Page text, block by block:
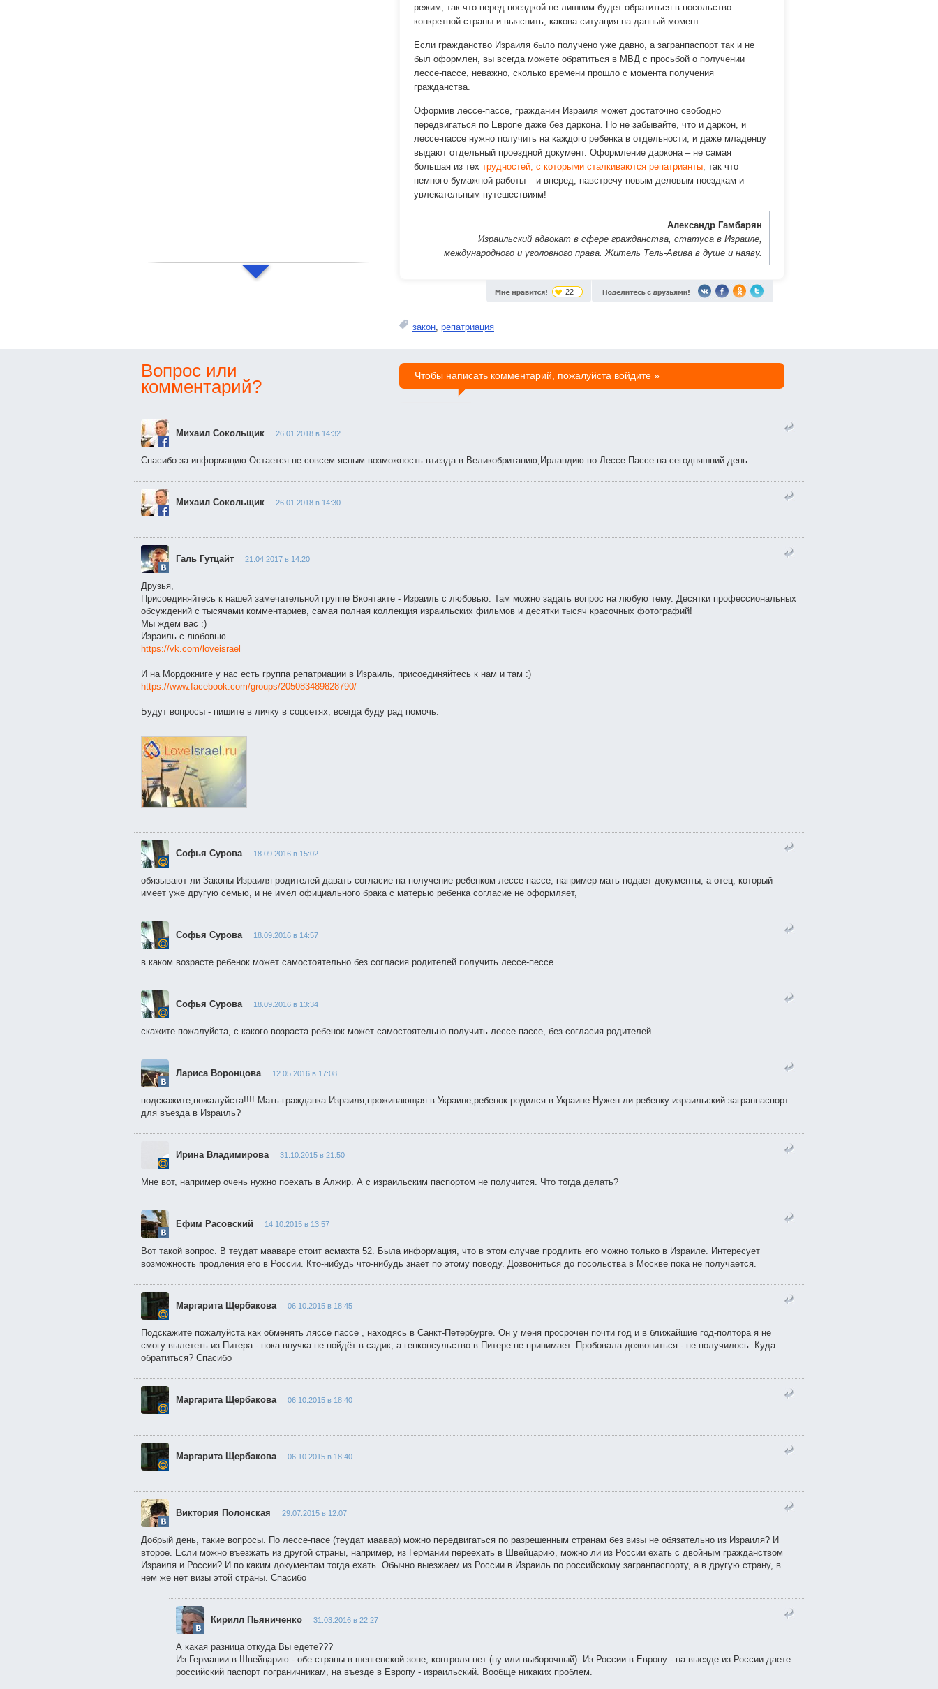
режим, так что перед поездкой не лишним будет обратиться в посольство
конкретной страны и выяснить, какова ситуация на данный момент.
Если гражданство Израиля было получено уже давно, а загранпаспорт так и не
был оформлен, вы всегда можете обратиться в МВД с просьбой о получении
лессе-пассе, неважно, сколько времени прошло с момента получения
гражданства.
Оформив лессе-пассе, гражданин Израиля может достаточно свободно
передвигаться по Европе даже без даркона. Но не забывайте, что и даркон, и
лессе-пассе нужно получить на каждого ребенка в отдельности, и даже младенцу
выдают отдельный проездной документ. Оформление даркона – не самая
большая из тех трудностей, с которыми сталкиваются репатрианты, так что
немного бумажной работы – и вперед, навстречу новым деловым поездкам и
увлекательным путешествиям!
Александр Гамбарян
Израильский адвокат в сфере гражданства, статуса в Израиле,
международного и уголовного права. Житель Тель-Авива в душе и наяву.
22
закон, репатриация
Вопрос или
комментарий?
Чтобы написать комментарий, пожалуйста войдите »
Михаил Сокольщик 26.01.2018 в 14:32
Спасибо за информацию.Остается не совсем ясным возможность въезда в Великобританию,Ирландию по Лессе Пассе на сегодняшний день.
Михаил Сокольщик 26.01.2018 в 14:30
Галь Гутцайт 21.04.2017 в 14:20
Друзья,
Присоединяйтесь к нашей замечательной группе Вконтакте - Израиль с любовью. Там можно задать вопрос на любую тему. Десятки профессиональных
обсуждений с тысячами комментариев, самая полная коллекция израильских фильмов и десятки тысяч красочных фотографий!
Мы ждем вас :)
Израиль с любовью.
https://vk.com/loveisrael
И на Мордокниге у нас есть группа репатриации в Израиль, присоединяйтесь к нам и там :)
https://www.facebook.com/groups/205083489828790/
Будут вопросы - пишите в личку в соцсетях, всегда буду рад помочь.
Софья Сурова 18.09.2016 в 15:02
обязывают ли Законы Израиля родителей давать согласие на получение ребенком лессе-пассе, например мать подает документы, а отец, который
имеет уже другую семью, и не имел официального брака с матерью ребенка согласие не оформляет,
Софья Сурова 18.09.2016 в 14:57
в каком возрасте ребенок может самостоятельно без согласия родителей получить лессе-пессе
Софья Сурова 18.09.2016 в 13:34
скажите пожалуйста, с какого возраста ребенок может самостоятельно получить лессе-пассе, без согласия родителей
Лариса Воронцова 12.05.2016 в 17:08
подскажите,пожалуйста!!!! Мать-гражданка Израиля,проживающая в Украине,ребенок родился в Украине.Нужен ли ребенку израильский загранпаспорт
для въезда в Израиль?
Ирина Владимирова 31.10.2015 в 21:50
Мне вот, например очень нужно поехать в Алжир. А с израильским паспортом не получится. Что тогда делать?
Ефим Расовский 14.10.2015 в 13:57
Вот такой вопрос. В теудат мааваре стоит асмахта 52. Была информация, что в этом случае продлить его можно только в Израиле. Интересует
возможность продления его в России. Кто-нибудь что-нибудь знает по этому поводу. Дозвониться до посольства в Москве пока не получается.
Маргарита Щербакова 06.10.2015 в 18:45
Подскажите пожалуйста как обменять ляссе пассе , находясь в Санкт-Петербурге. Он у меня просрочен почти год и в ближайшие год-полтора я не
смогу вылететь из Питера - пока внучка не пойдёт в садик, а генконсульство в Питере не принимает. Пробовала дозвониться - не получилось. Куда
обратиться? Спасибо
Маргарита Щербакова 06.10.2015 в 18:40
Маргарита Щербакова 06.10.2015 в 18:40
Виктория Полонская 29.07.2015 в 12:07
Добрый день, такие вопросы. По лессе-пасе (теудат маавар) можно передвигаться по разрешенным странам без визы не обязательно из Израиля? И
второе. Если можно въезжать из другой страны, например, из Германии переехать в Швейцарию, можно ли из России ехать с двойным гражданством
Израиля и России? И по каким документам тогда ехать. Обычно выезжаем из России в Израиль по российскому загранпаспорту, а в другую страну, в
нем же нет визы этой страны. Спасибо
Кирилл Пьяниченко 31.03.2016 в 22:27
А какая разница откуда Вы едете???
Из Германии в Швейцарию - обе страны в шенгенской зоне, контроля нет (ну или выборочный). Из России в Европу - на выезде из России даете
российский паспорт пограничникам, на въезде в Европу - израильский. Вообще никаких проблем.